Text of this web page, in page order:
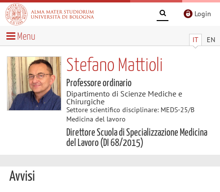
Login
IT EN
Menu
Stefano Mattioli
Professore ordinario
Dipartimento di Scienze Mediche e
Chirurgiche
Settore scientifico disciplinare: MEDS-25/B
Medicina del lavoro
Direttore Scuola di Specializzazione Medicina
del Lavoro (DI 68/2015)
Avvisi